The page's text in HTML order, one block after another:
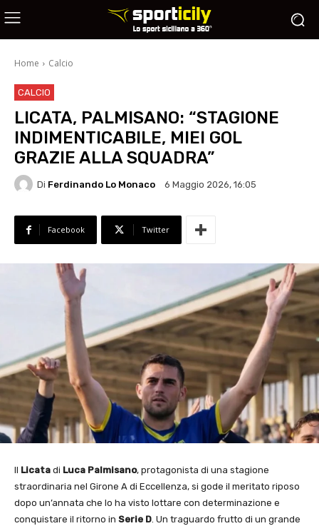
Home Calcio
CALCIO
LICATA, PALMISANO: “STAGIONE
INDIMENTICABILE, MIEI GOL
GRAZIE ALLA SQUADRA”
Di Ferdinando Lo Monaco 6 Maggio 2026, 16:05
Facebook Twitter
Il Licata di Luca Palmisano, protagonista di una stagione
straordinaria nel Girone A di Eccellenza, si gode il meritato riposo
dopo un’annata che lo ha visto lottare con determinazione e
conquistare il ritorno in Serie D. Un traguardo frutto di un grande